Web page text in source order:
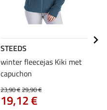
STEEDS
winter fleecejas Kiki met
capuchon
23,90 €29,90 €
19,12 €